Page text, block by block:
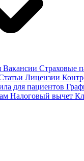
Вакансии Страховые
Лицензии
для пациентов
Налоговый вычет